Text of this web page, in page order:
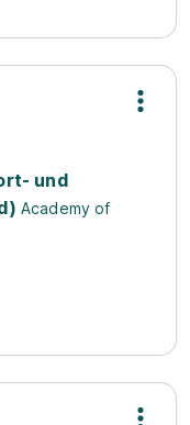
und
Academy of